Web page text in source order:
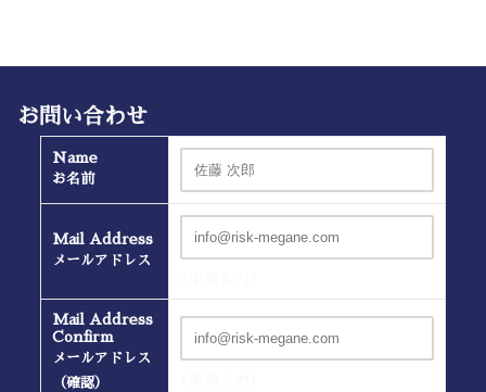
お問い合わせ
Name
お名前
Mail Address
メールアドレス
Mail Address
Confirm
メールアドレス
（確認）